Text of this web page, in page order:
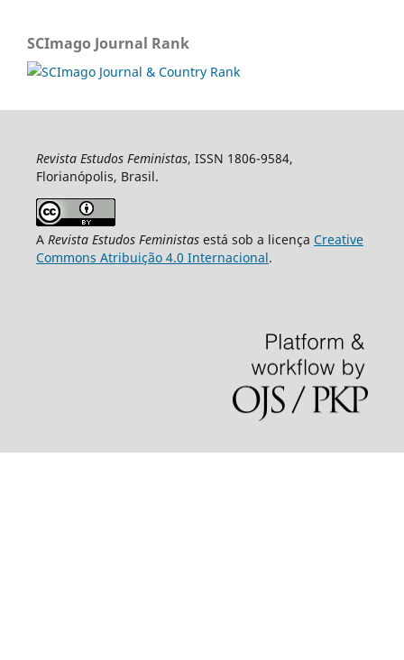
SCImago Journal Rank
Revista Estudos Feministas, ISSN 1806-9584,
Florianópolis, Brasil.
A Revista Estudos Feministasestá sob a licença Creative
Commons Atribuição 4.0 Internacional.